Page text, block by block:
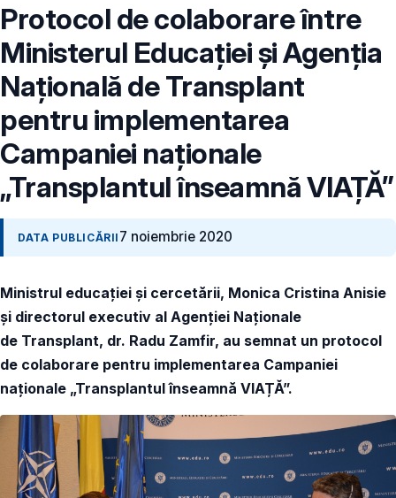
Protocol de colaborare între
Ministerul Educației și Agenția
Națională de Transplant
pentru implementarea
Campaniei naționale
„Transplantul înseamnă VIAȚĂ”
DATA PUBLICĂRII 7 noiembrie 2020
Ministrul educației și cercetării, Monica Cristina Anisie
și directorul executiv al Agenției Naționale
de Transplant, dr. Radu Zamfir, au semnat un protocol
de colaborare pentru implementarea Campaniei
naționale „Transplantul înseamnă VIAȚĂ”.